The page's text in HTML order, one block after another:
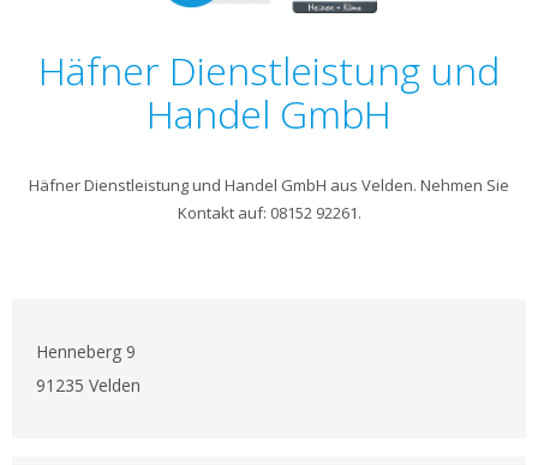
Häfner Dienstleistung und
Handel GmbH
Häfner Dienstleistung und Handel GmbH aus Velden. Nehmen Sie
Kontakt auf: 08152 92261.
Henneberg 9
91235 Velden